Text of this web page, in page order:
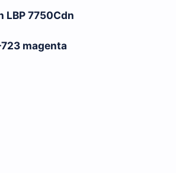
LBP 7750Cdn
magenta